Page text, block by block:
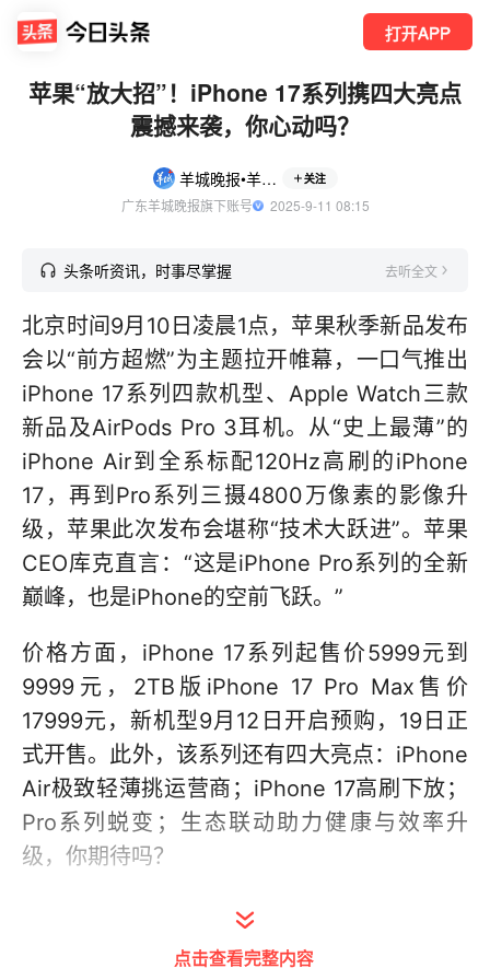
打开APP
苹果“放大招”！iPhone 17系列携四大亮点
震撼来袭，你心动吗？
羊城晚报•羊城派 关注
广东羊城晚报旗下账号
  2025-9-11 08:15
头条听资讯，时事尽掌握 去听全文
北京时间9月10日凌晨1点，苹果秋季新品发布
会以“前方超燃”为主题拉开帷幕，一口气推出
iPhone 17系列四款机型、Apple Watch三款
新品及AirPods Pro 3耳机。从“史上最薄”的
iPhone Air到全系标配120Hz高刷的iPhone
17，再到Pro系列三摄4800万像素的影像升
级，苹果此次发布会堪称“技术大跃进”。苹果
CEO库克直言：“这是iPhone Pro系列的全新
巅峰，也是iPhone的空前飞跃。”
价格方面，iPhone 17系列起售价5999元到
9999元，2TB版iPhone 17 Pro Max售价
17999元，新机型9月12日开启预购，19日正
式开售。此外，该系列还有四大亮点：iPhone
Air极致轻薄挑运营商；iPhone 17高刷下放；
Pro系列蜕变；生态联动助力健康与效率升
级，你期待吗？
点击查看完整内容